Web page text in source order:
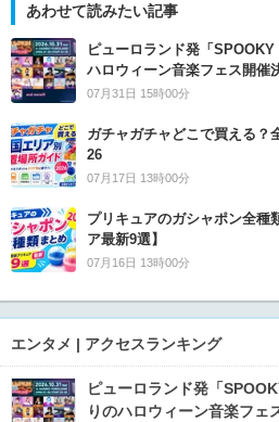
あわせて読みたい記事
ピューロランド発「
ハロウィーン音楽フェス開催
07月31日 15時00分
ガチャガチャどこで買える？
26
07月17日 13時00分
プリキュアのガシャポン全種
ア最新9選】
07月16日 13時00分
エンタメ | アクセスランキング
ピューロランド発「
りのハロウィーン音楽フェ